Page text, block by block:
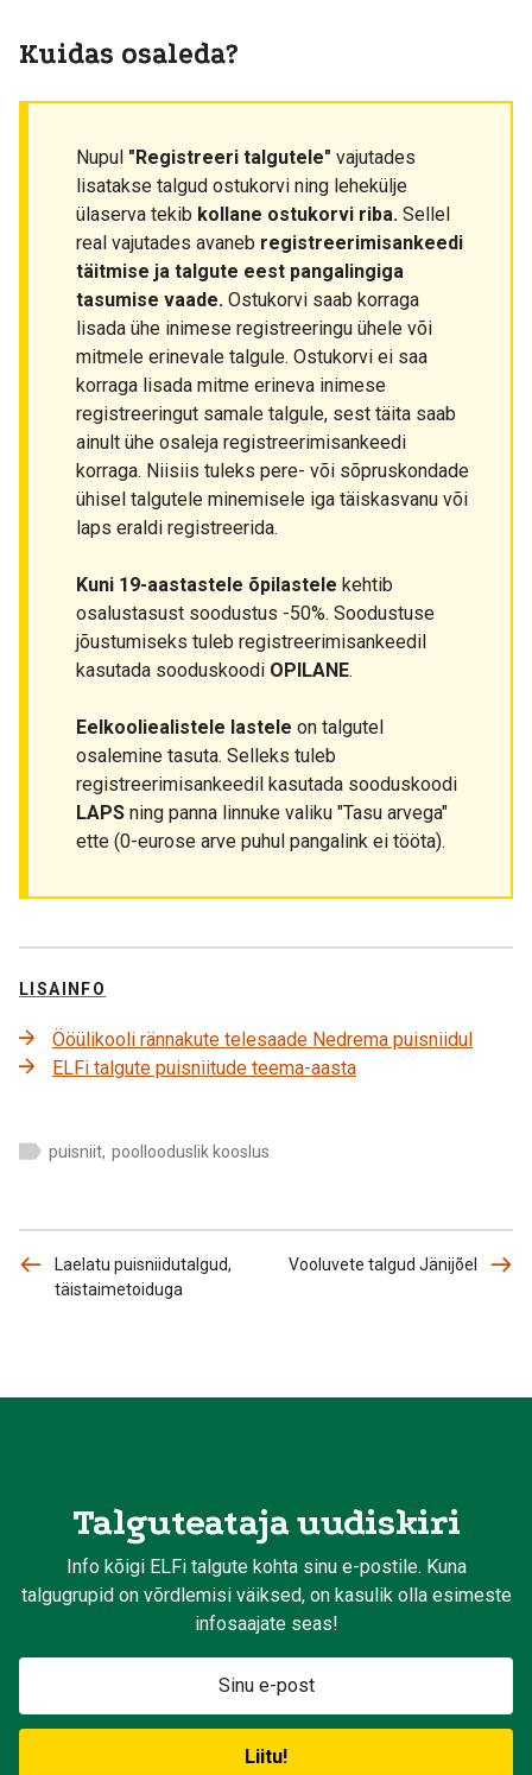
Kuidas osaleda?
Nupul "Registreeri talgutele" vajutades
lisatakse talgud ostukorvi ning lehekülje
ülaserva tekib kollane ostukorvi riba. Sellel
real vajutades avaneb registreerimisankeedi
täitmise ja talgute eest pangalingiga
tasumise vaade. Ostukorvi saab korraga
lisada ühe inimese registreeringu ühele või
mitmele erinevale talgule. Ostukorvi ei saa
korraga lisada mitme erineva inimese
registreeringut samale talgule, sest täita saab
ainult ühe osaleja registreerimisankeedi
korraga. Niisiis tuleks pere- või sõpruskondade
ühisel talgutele minemisele iga täiskasvanu või
laps eraldi registreerida.
Kuni 19-aastastele õpilastele kehtib
osalustasust soodustus -50%. Soodustuse
jõustumiseks tuleb registreerimisankeedil
kasutada sooduskoodi OPILANE.
Eelkooliealistele lastele on talgutel
osalemine tasuta. Selleks tuleb
registreerimisankeedil kasutada sooduskoodi
LAPS ning panna linnuke valiku "Tasu arvega"
ette (0-eurose arve puhul pangalink ei tööta).
LISAINFO
Ööülikooli rännakute telesaade Nedrema puisniidul
ELFi talgute puisniitude teema-aasta
puisniit, poollooduslik kooslus
Laelatu puisniidutalgud,
täistaimetoiduga
Vooluvete talgud Jänijõel
Talguteataja uudiskiri
Info kõigi ELFi talgute kohta sinu e-postile. Kuna
talgugrupid on võrdlemisi väiksed, on kasulik olla esimeste
infosaajate seas!